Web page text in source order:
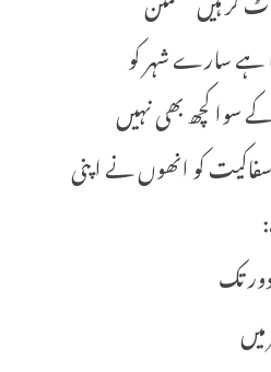
ہے سارے شہر کو
سوا کچھ بھی نہیں
کو انھوں نے اپنی
تک